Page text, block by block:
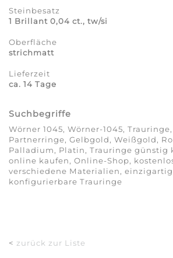
Steinbesatz
1 Brillant 0,04 ct., tw/si
Oberfläche
strichmatt
Lieferzeit
ca. 14 Tage
Suchbegriffe
Wörner 1045, Wörner-1045,
Partnerringe, Gelbgold, Weißgold,
Palladium, Platin, Trauringe günstig
online kaufen, Online-Shop,
verschiedene Materialien,
konfigurierbare Trauringe
< zurück zur Liste